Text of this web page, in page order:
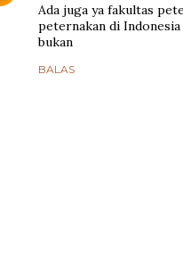
Ada juga ya fakultas
peternakan di
bukan
BALAS